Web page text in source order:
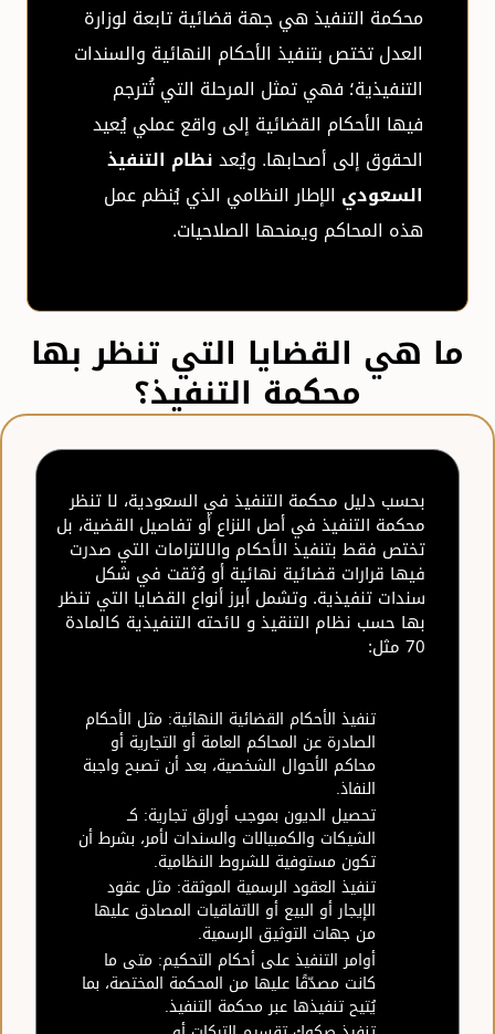
محكمة التنفيذ هي جهة قضائية تابعة لوزارة
العدل تختص بتنفيذ الأحكام النهائية والسندات
التنفيذية؛ فهي تمثل المرحلة التي تُترجم
فيها الأحكام القضائية إلى واقع عملي يُعيد
الحقوق إلى أصحابها. ويُعدنظام التنفيذ
السعودي الإطار النظامي الذي يُنظم عمل
هذه المحاكم ويمنحها الصلاحيات.
ما هي القضايا التي تنظر بها
محكمة التنفيذ؟
بحسب دليل محكمة التنفيذ في السعودية، لا تنظر
محكمة التنفيذ في أصل النزاع أو تفاصيل القضية، بل
تختص فقط بتنفيذ الأحكام والالتزامات التي صدرت
فيها قرارات قضائية نهائية أو وُثقت في شكل
سندات تنفيذية. وتشمل أبرز أنواع القضايا التي تنظر
بها حسب نظام التنقيذ و لائحته التنفيذية كالمادة
70 مثل:
تنفيذ الأحكام القضائية النهائية: مثل الأحكام
الصادرة عن المحاكم العامة أو التجارية أو
محاكم الأحوال الشخصية، بعد أن تصبح واجبة
النفاذ.
تحصيل الديون بموجب أوراق تجارية: كـ
الشيكات والكمبيالات والسندات لأمر، بشرط أن
تكون مستوفية للشروط النظامية.
تنفيذ العقود الرسمية الموثقة: مثل عقود
الإيجار أو البيع أو الاتفاقيات المصادق عليها
من جهات التوثيق الرسمية.
أوامر التنفيذ على أحكام التحكيم: متى ما
كانت مصدّقًا عليها من المحكمة المختصة، بما
يُتيح تنفيذها عبر محكمة التنفيذ.